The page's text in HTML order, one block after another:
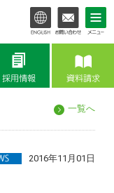
情報
一覧へ
2016年11月01日